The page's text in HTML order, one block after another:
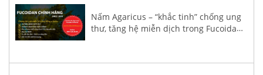
Nấm Agaricus – “khắc tinh” chống ung
thư, tăng hệ miễn dịch trong Fucoidan